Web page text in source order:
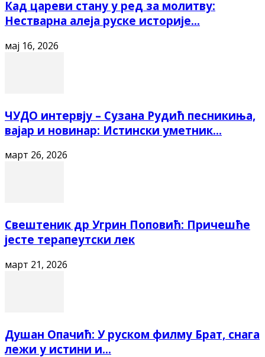
Кад цареви стану у ред за молитву:
Нестварна алеја руске историје...
мај 16, 2026
ЧУДО интервју – Сузана Рудић песникиња,
вајар и новинар: Истински уметник...
март 26, 2026
Свештеник др Угрин Поповић: Причешће
јесте терапеутски лек
март 21, 2026
Душан Опачић: У руском филму Брат, снага
лежи у истини и...